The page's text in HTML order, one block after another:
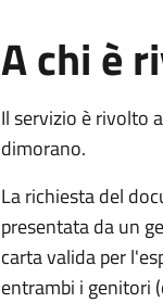
A chi è
Il servizio è rivolto
dimorano.
La richiesta del
presentata da un
carta valida per
entrambi i genitori